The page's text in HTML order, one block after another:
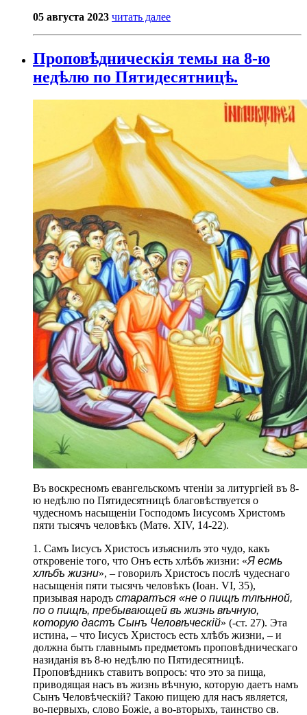
05 августа 2023 читать далее
Проповѣдническія темы на 8-ю
недѣлю по Пятидесятницѣ.
Въ воскресномъ евангельскомъ чтеніи за литургіей въ 8-
ю недѣлю по Пятидесятницѣ благовѣствуется о
чудесномъ насыщеніи Господомъ Іисусомъ Христомъ
пяти тысячъ человѣкъ (Матѳ. XIV, 14-22).
1. Самъ Іисусъ Христосъ изъяснилъ это чудо, какъ
откровеніе того, что Онъ есть хлѣбъ жизни: «Я есмь
хлѣбъ жизни», – говорилъ Христосъ послѣ чудеснаго
насыщенія пяти тысячъ человѣкъ (Іоан. VI, 35),
призывая народъ старатъся «не о пищѣ тлѣнной,
по о пищѣ, пребывающей въ жизнь вѣчную,
которую дастъ Сынъ Человѣческій» (-ст. 27). Эта
истина, – что Іисусъ Христосъ есть хлѣбъ жизни, – и
должна быть главнымъ предметомъ проповѣдническаго
назиданія въ 8-ю недѣлю по Пятидесятницѣ.
Проповѣдникъ ставитъ вопросъ: что это за пища,
приводящая насъ въ жизнь вѣчную, которую даетъ намъ
Сынъ Человѣческій? Такою пищею для насъ является,
во-первыхъ, слово Божіе, а во-вторыхъ, таинство св.